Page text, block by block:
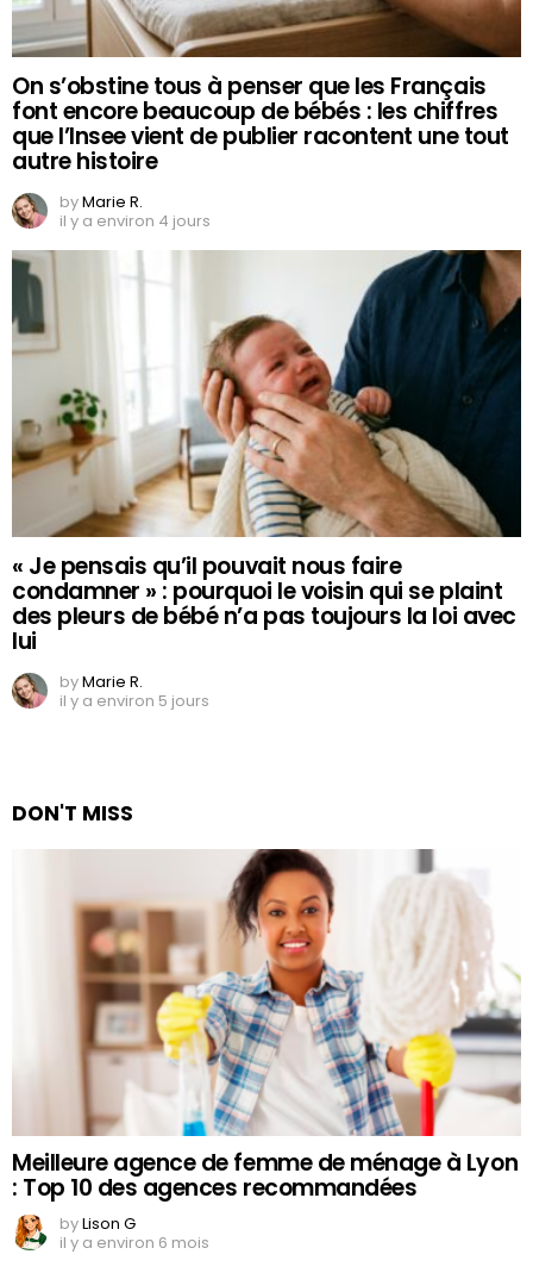
On s’obstine tous à penser que les Français
font encore beaucoup de bébés : les chiffres
que l’Insee vient de publier racontent une tout
autre histoire
byMarie R.
il y a environ 4 jours
« Je pensais qu’il pouvait nous faire
condamner » : pourquoi le voisin qui se plaint
des pleurs de bébé n’a pas toujours la loi avec
lui
byMarie R.
il y a environ 5 jours
DON'T MISS
Meilleure agence de femme de ménage à Lyon
: Top 10 des agences recommandées
byLison G
il y a environ 6 mois